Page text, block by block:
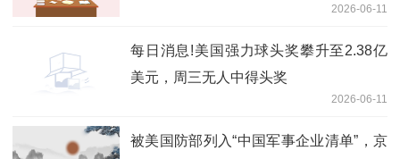
2026-06-11
每日消息!美国强力球头奖攀升至2.38亿
美元，周三无人中得头奖
2026-06-11
被美国防部列入“中国军事企业清单”，京